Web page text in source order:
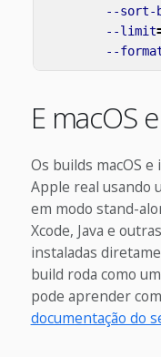
--sort-
--limit
--
E macOS
Os builds macOS
Apple real usando
em modo stand-
Xcode, Java e
instaladas
build roda como
pode aprender
documentação do